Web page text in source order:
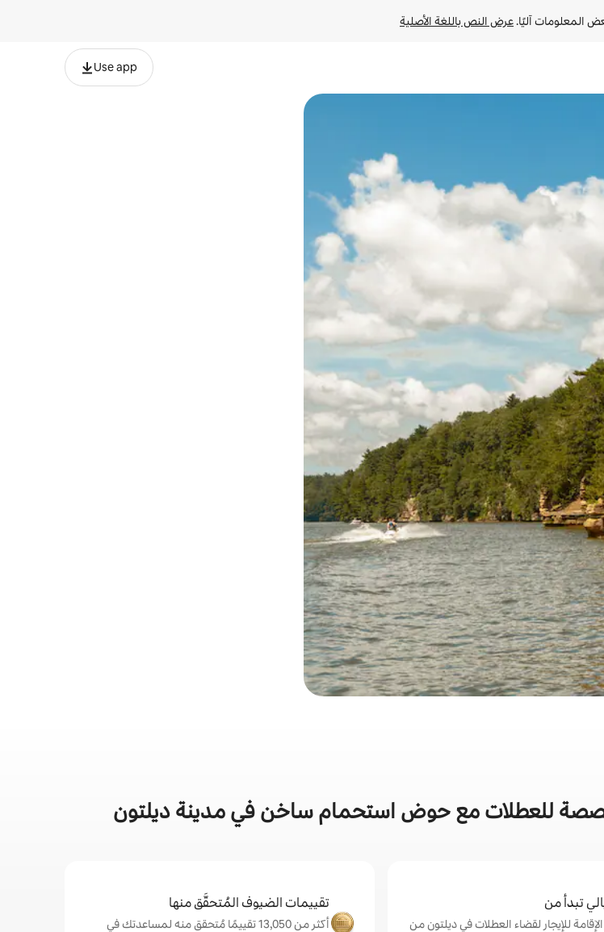
المعلومات آليًا. عرض النص باللغة الأصلية
Use app
أو السحب.
للعطلات مع حوض استحمام ساخن في مدينة ديلتون
تبدأ من
للإيجار لقضاء العطلات في ديلتون من
تقييمات الضيوف المُتحقَّق منها
أكثر من 13,050 تقييمًا مُتحقق منه لمساعدتك في